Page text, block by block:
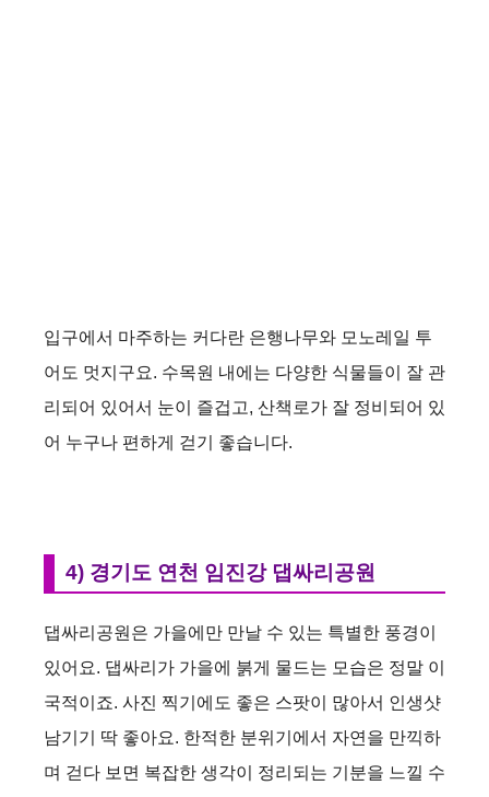
입구에서 마주하는 커다란 은행나무와 모노레일 투
어도 멋지구요. 수목원 내에는 다양한 식물들이 잘 관
리되어 있어서 눈이 즐겁고, 산책로가 잘 정비되어 있
어 누구나 편하게 걷기 좋습니다.
4) 경기도 연천 임진강 댑싸리공원
댑싸리공원은 가을에만 만날 수 있는 특별한 풍경이
있어요. 댑싸리가 가을에 붉게 물드는 모습은 정말 이
국적이죠. 사진 찍기에도 좋은 스팟이 많아서 인생샷
남기기 딱 좋아요. 한적한 분위기에서 자연을 만끽하
며 걷다 보면 복잡한 생각이 정리되는 기분을 느낄 수